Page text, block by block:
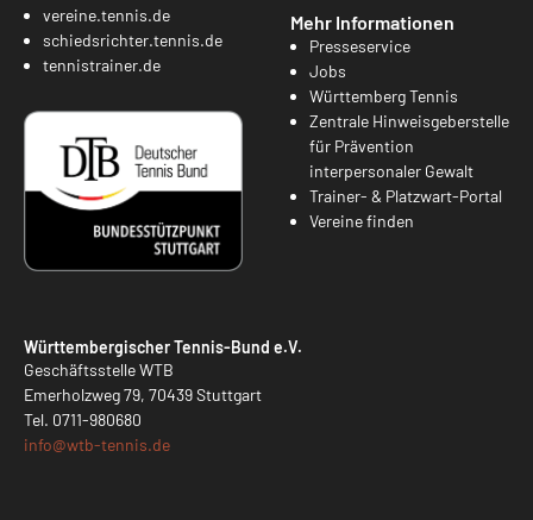
vereine.tennis.de
schiedsrichter.tennis.de
tennistrainer.de
Mehr Informationen
Presseservice
Jobs
Württemberg Tennis
Zentrale Hinweisgeberstelle
für Prävention
interpersonaler Gewalt
Trainer- & Platzwart-Portal
Vereine finden
Württembergischer Tennis-Bund e.V.
Geschäftsstelle WTB
Emerholzweg 79, 70439 Stuttgart
Tel. 0711-980680
info@wtb-tennis.de